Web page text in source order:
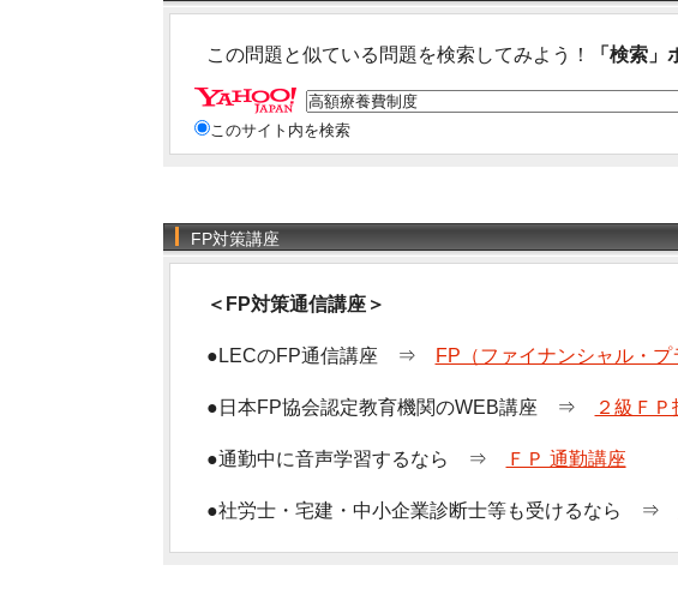
この問題と似ている問題を検索してみよう！ 「検索」
このサイト内を検索
FP対策講座
＜FP対策通信講座＞
●LECのFP通信講座 ⇒ FP（ファイナンシャル・
●日本FP協会認定教育機関のWEB講座 ⇒ ２級ＦＰ
●通勤中に音声学習するなら ⇒ ＦＰ 通勤講座
●社労士・宅建・中小企業診断士等も受けるなら ⇒